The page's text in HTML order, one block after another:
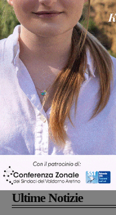
Cronaca 3 Agosto 2026
Scomparso da una
Fiorentino l’uomo
Levane nel 2020
Articolo precedente
Rincari della Tari, Siamo
attacca l’Amministrazione
Ultime Notizie